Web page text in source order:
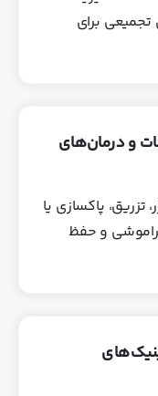
برای
و درمان‌های
تزریق، پاکسازی یا
و حفظ